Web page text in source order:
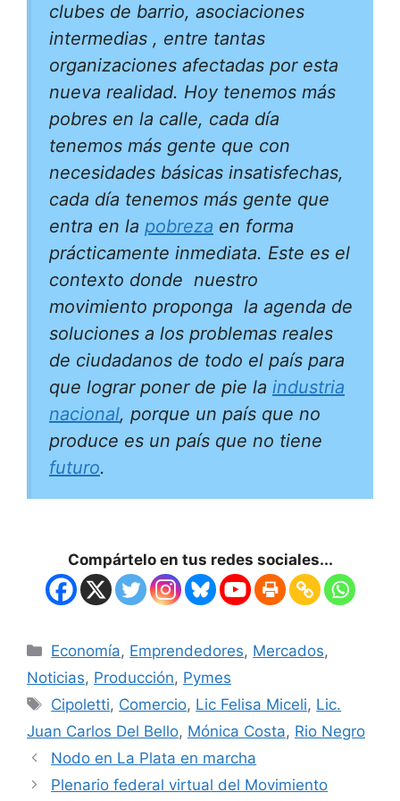
clubes de barrio, asociaciones
intermedias , entre tantas
organizaciones afectadas por esta
nueva realidad. Hoy tenemos más
pobres en la calle, cada día
tenemos más gente que con
necesidades básicas insatisfechas,
cada día tenemos más gente que
entra en la pobreza en forma
prácticamente inmediata. Este es el
contexto donde nuestro
movimiento proponga la agenda de
soluciones a los problemas reales
de ciudadanos de todo el país para
que lograr poner de pie la industria
nacional, porque un país que no
produce es un país que no tiene
futuro.
Compártelo en tus redes sociales...
Economía, Emprendedores, Mercados,
Noticias, Producción, Pymes
Cipoletti, Comercio, Lic Felisa Miceli, Lic.
Juan Carlos Del Bello, Mónica Costa, Rio Negro
Nodo en La Plata en marcha
Plenario federal virtual del Movimiento